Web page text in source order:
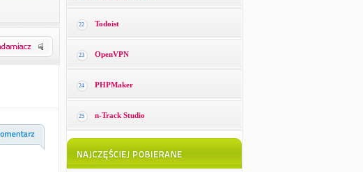
22 Todoist
23 OpenVPN
24 PHPMaker
25 n-Track Studio